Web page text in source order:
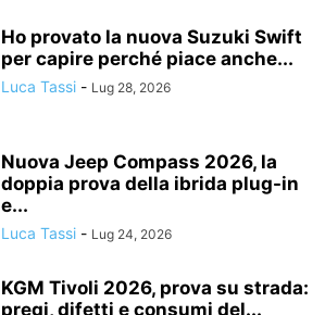
Ho provato la nuova Suzuki Swift
per capire perché piace anche...
Luca Tassi - Lug 28, 2026
Nuova Jeep Compass 2026, la
doppia prova della ibrida plug-in
e...
Luca Tassi - Lug 24, 2026
KGM Tivoli 2026, prova su strada:
pregi, difetti e consumi del...